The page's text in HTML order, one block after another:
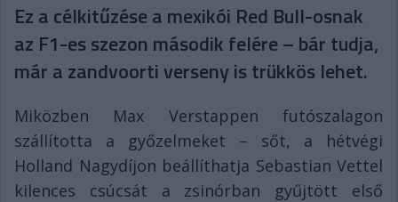
Ez a célkitűzése a mexikói Red Bull-osnak
az F1-es szezon második felére – bár tudja,
már a zandvoorti verseny is trükkös lehet.
Miközben Max Verstappen futószalagon
szállította a győzelmeket – sőt, a hétvégi
Holland Nagydíjon beállíthatja Sebastian Vettel
kilences csúcsát a zsinórban gyűjtött első